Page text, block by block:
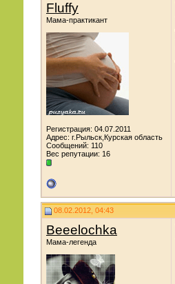
Fluffy
Мама-практикант
Регистрация: 04.07.2011
Адрес: г.Рыльск,Курская область
Сообщений: 110
Вес репутации: 16
08.02.2012, 04:43
Beeelochka
Мама-легенда